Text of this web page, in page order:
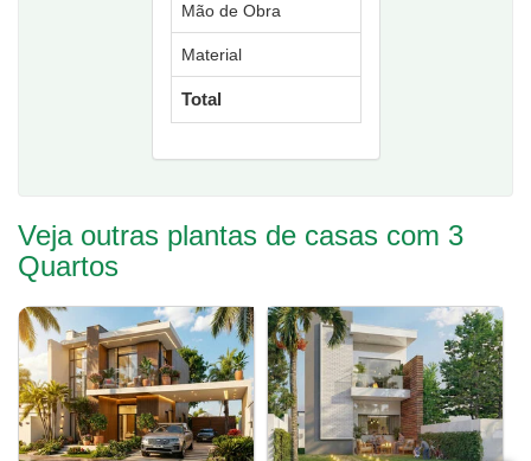
Mão de Obra
Material
Total
Veja outras plantas de casas com 3
Quartos